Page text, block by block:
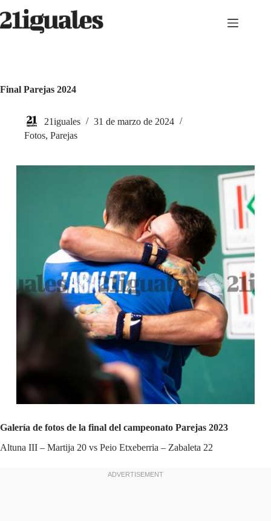
al
contenido
Final Parejas 2024
21iguales
31 de marzo de 2024
Fotos, Parejas
Galería de fotos de la final del campeonato Parejas 2023
Altuna III – Martija 20 vs Peio Etxeberria – Zabaleta 22